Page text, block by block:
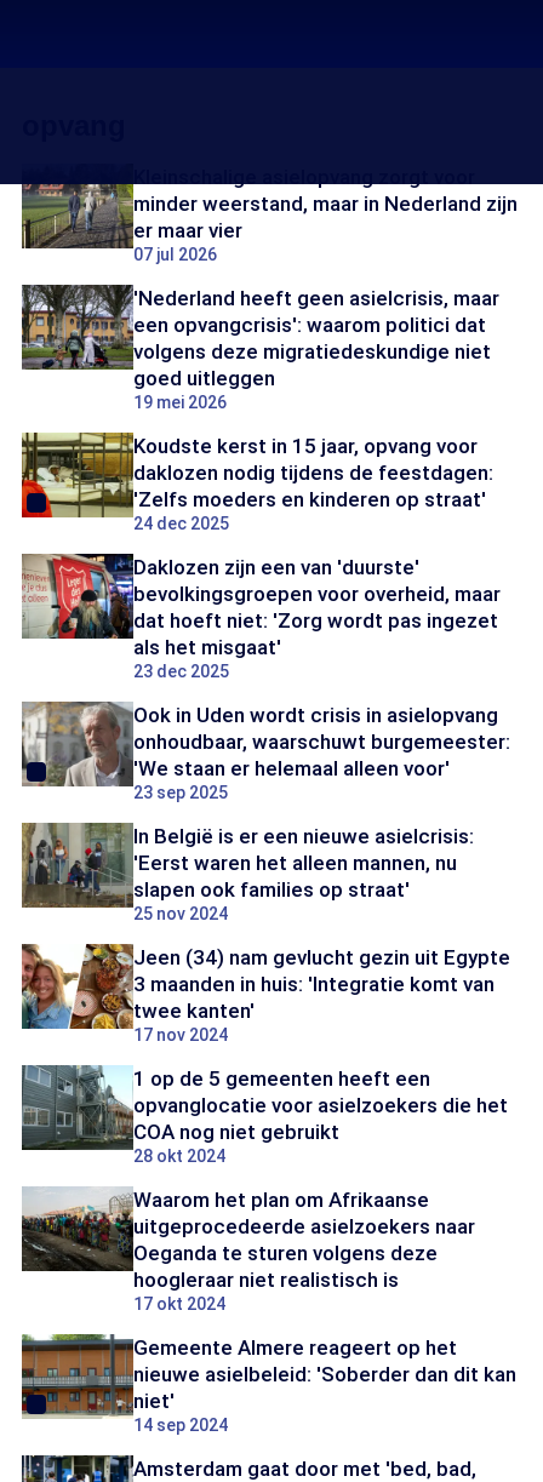
minder weerstand, maar in Nederland zijn
er maar vier
07 jul 2026
'Nederland heeft geen asielcrisis, maar
een opvangcrisis': waarom politici dat
volgens deze migratiedeskundige niet
goed uitleggen
19 mei 2026
Koudste kerst in 15 jaar, opvang voor
daklozen nodig tijdens de feestdagen:
'Zelfs moeders en kinderen op straat'
24 dec 2025
Daklozen zijn een van 'duurste'
bevolkingsgroepen voor overheid, maar
dat hoeft niet: 'Zorg wordt pas ingezet
als het misgaat'
23 dec 2025
Ook in Uden wordt crisis in asielopvang
onhoudbaar, waarschuwt burgemeester:
'We staan er helemaal alleen voor'
23 sep 2025
In België is er een nieuwe asielcrisis:
'Eerst waren het alleen mannen, nu
slapen ook families op straat'
25 nov 2024
Jeen (34) nam gevlucht gezin uit Egypte
3 maanden in huis: 'Integratie komt van
twee kanten'
17 nov 2024
1 op de 5 gemeenten heeft een
opvanglocatie voor asielzoekers die het
COA nog niet gebruikt
28 okt 2024
Waarom het plan om Afrikaanse
uitgeprocedeerde asielzoekers naar
Oeganda te sturen volgens deze
hoogleraar niet realistisch is
17 okt 2024
Gemeente Almere reageert op het
nieuwe asielbeleid: 'Soberder dan dit kan
niet'
14 sep 2024
Amsterdam gaat door met 'bed, bad,